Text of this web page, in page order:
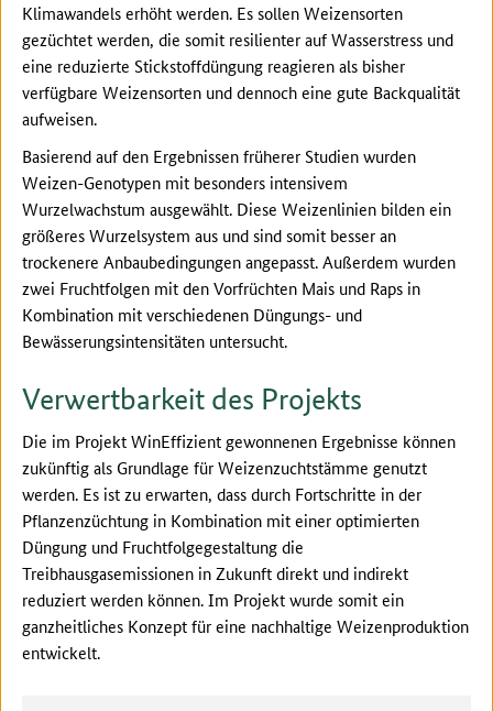
Klimawandels erhöht werden. Es sollen Weizensorten
gezüchtet werden, die somit resilienter auf Wasserstress und
eine reduzierte Stickstoffdüngung reagieren als bisher
verfügbare Weizensorten und dennoch eine gute Backqualität
aufweisen.
Basierend auf den Ergebnissen früherer Studien wurden
Weizen-Genotypen mit besonders intensivem
Wurzelwachstum ausgewählt. Diese Weizenlinien bilden ein
größeres Wurzelsystem aus und sind somit besser an
trockenere Anbaubedingungen angepasst. Außerdem wurden
zwei Fruchtfolgen mit den Vorfrüchten Mais und Raps in
Kombination mit verschiedenen Düngungs- und
Bewässerungsintensitäten untersucht.
Verwertbarkeit des Projekts
Die im Projekt WinEffizient gewonnenen Ergebnisse können
zukünftig als Grundlage für Weizenzuchtstämme genutzt
werden. Es ist zu erwarten, dass durch Fortschritte in der
Pflanzenzüchtung in Kombination mit einer optimierten
Düngung und Fruchtfolgegestaltung die
Treibhausgasemissionen in Zukunft direkt und indirekt
reduziert werden können. Im Projekt wurde somit ein
ganzheitliches Konzept für eine nachhaltige Weizenproduktion
entwickelt.